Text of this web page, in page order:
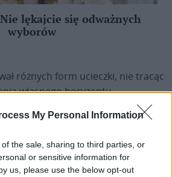
My Personal Information
the sale, sharing to third parties, or
or sensitive information for
us, please use the below opt-out
lękajcie się odważnych
wyborów
różnych form ucieczki, nie tracąc
własnego horyzontu
socrealizmu postkapistowskiego
sali Wiesław Szamborski z niezgodą
kapistów, w drugiej Sali